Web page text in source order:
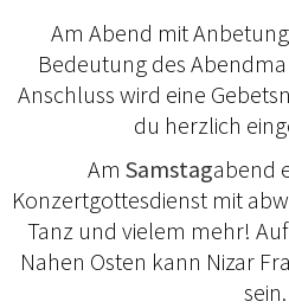
Am Abend mit
Bedeutung des
Anschluss wird eine
du herzlich
Am Samstagabend
Konzertgottesdienst mit
Tanz und vielem mehr!
Nahen Osten kann Nizar
sein.